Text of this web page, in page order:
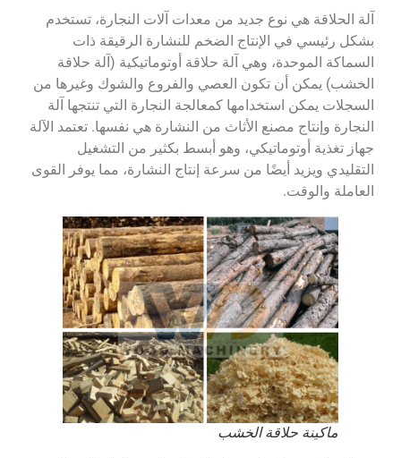
آلة الحلاقة هي نوع جديد من معدات آلات النجارة، تستخدم
بشكل رئيسي في الإنتاج الضخم للنشارة الرقيقة ذات
السماكة الموحدة، وهي آلة حلاقة أوتوماتيكية (آلة حلاقة
الخشب) يمكن أن تكون العصي والفروع والشوك وغيرها من
السجلات يمكن استخدامها كمعالجة النجارة التي تنتجها آلة
النجارة وإنتاج مصنع الأثاث من النشارة هي نفسها. تعتمد الآلة
جهاز تغذية أوتوماتيكي، وهو أبسط بكثير من التشغيل
التقليدي ويزيد أيضًا من سرعة إنتاج النشارة، مما يوفر القوى
العاملة والوقت.
ماكينة حلاقة الخشب